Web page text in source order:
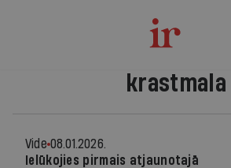
krastmala
Vide 08.01.2026.
Ielūkojies pirmais atjaunotajā